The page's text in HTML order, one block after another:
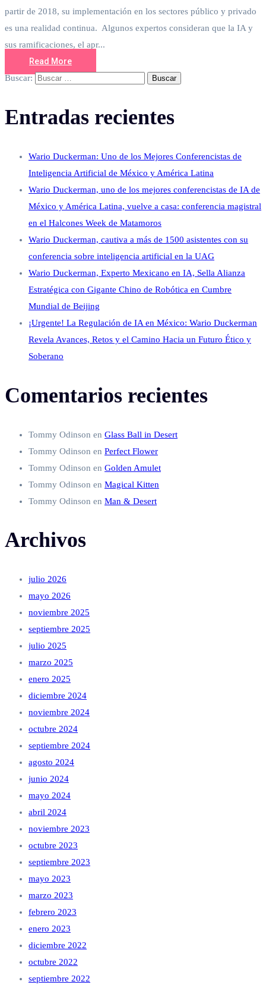
partir de 2018, su implementación en los sectores público y privado
es una realidad continua. Algunos expertos consideran que la IA y
sus ramificaciones, el apr...
Read More
Buscar:
Entradas recientes
Wario Duckerman: Uno de los Mejores Conferencistas de
Inteligencia Artificial de México y América Latina
Wario Duckerman, uno de los mejores conferencistas de IA de
México y América Latina, vuelve a casa: conferencia magistral
en el Halcones Week de Matamoros
Wario Duckerman, cautiva a más de 1500 asistentes con su
conferencia sobre inteligencia artificial en la UAG
Wario Duckerman, Experto Mexicano en IA, Sella Alianza
Estratégica con Gigante Chino de Robótica en Cumbre
Mundial de Beijing
¡Urgente! La Regulación de IA en México: Wario Duckerman
Revela Avances, Retos y el Camino Hacia un Futuro Ético y
Soberano
Comentarios recientes
Tommy Odinson en Glass Ball in Desert
Tommy Odinson en Perfect Flower
Tommy Odinson en Golden Amulet
Tommy Odinson en Magical Kitten
Tommy Odinson en Man & Desert
Archivos
julio 2026
mayo 2026
noviembre 2025
septiembre 2025
julio 2025
marzo 2025
enero 2025
diciembre 2024
noviembre 2024
octubre 2024
septiembre 2024
agosto 2024
junio 2024
mayo 2024
abril 2024
noviembre 2023
octubre 2023
septiembre 2023
mayo 2023
marzo 2023
febrero 2023
enero 2023
diciembre 2022
octubre 2022
septiembre 2022